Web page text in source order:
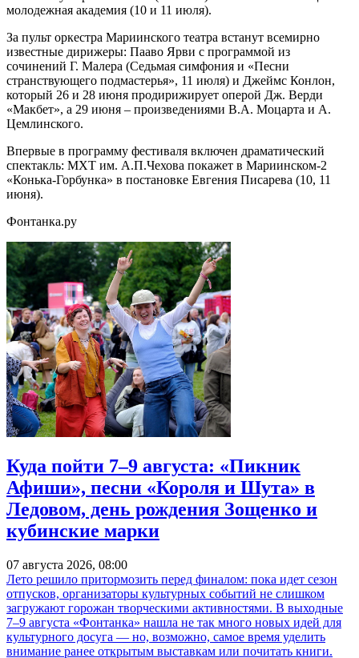
молодежная академия (10 и 11 июля).
За пульт оркестра Мариинского театра встанут всемирно
известные дирижеры: Пааво Ярви с программой из
сочинений Г. Малера (Седьмая симфония и «Песни
странствующего подмастерья», 11 июля) и Джеймс Конлон,
который 26 и 28 июня продирижирует оперой Дж. Верди
«Макбет», а 29 июня – произведениями В.А. Моцарта и А.
Цемлинского.
Впервые в программу фестиваля включен драматический
спектакль: МХТ им. А.П.Чехова покажет в Мариинском-2
«Конька-Горбунка» в постановке Евгения Писарева (10, 11
июня).
Фонтанка.ру
Куда пойти 7–9 августа: «Пикник
Афиши», песни «Короля и Шута» в
Ледовом, день рождения Зощенко и
кубинские марки
07 августа 2026, 08:00
Лето решило притормозить перед финалом: пока идет сезон
отпусков, организаторы культурных событий не слишком
загружают горожан творческими активностями. В выходные
7–9 августа «Фонтанка» нашла не так много новых идей для
культурного досуга — но, возможно, самое время уделить
внимание ранее открытым выставкам или почитать книги.